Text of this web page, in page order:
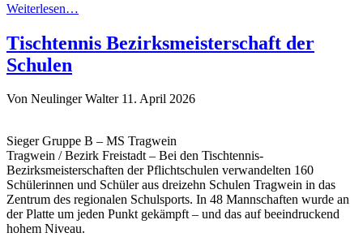
Weiterlesen…
Tischtennis Bezirksmeisterschaft der
Schulen
Von Neulinger Walter 11. April 2026
Sieger Gruppe B – MS Tragwein
Tragwein / Bezirk Freistadt – Bei den Tischtennis-
Bezirksmeisterschaften der Pflichtschulen verwandelten 160
Schülerinnen und Schüler aus dreizehn Schulen Tragwein in das
Zentrum des regionalen Schulsports. In 48 Mannschaften wurde an
der Platte um jeden Punkt gekämpft – und das auf beeindruckend
hohem Niveau.